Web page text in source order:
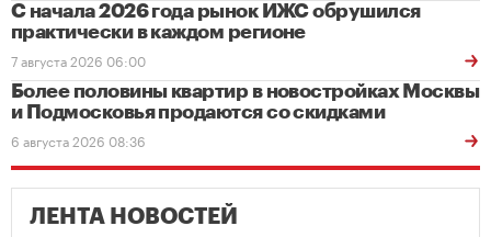
С начала 2026 года рынок ИЖС обрушился
практически в каждом регионе
7 августа 2026 06:00
Более половины квартир в новостройках Москвы
и Подмосковья продаются со скидками
6 августа 2026 08:36
ЛЕНТА НОВОСТЕЙ